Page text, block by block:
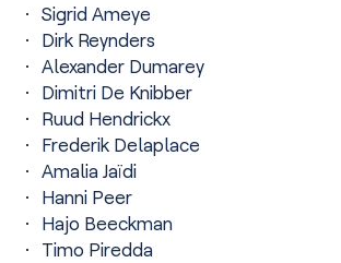
Sigrid Ameye
Dirk Reynders
Alexander Dumarey
Dimitri De Knibber
Ruud Hendrickx
Frederik Delaplace
Amalia Jaïdi
Hanni Peer
Hajo Beeckman
Timo Piredda